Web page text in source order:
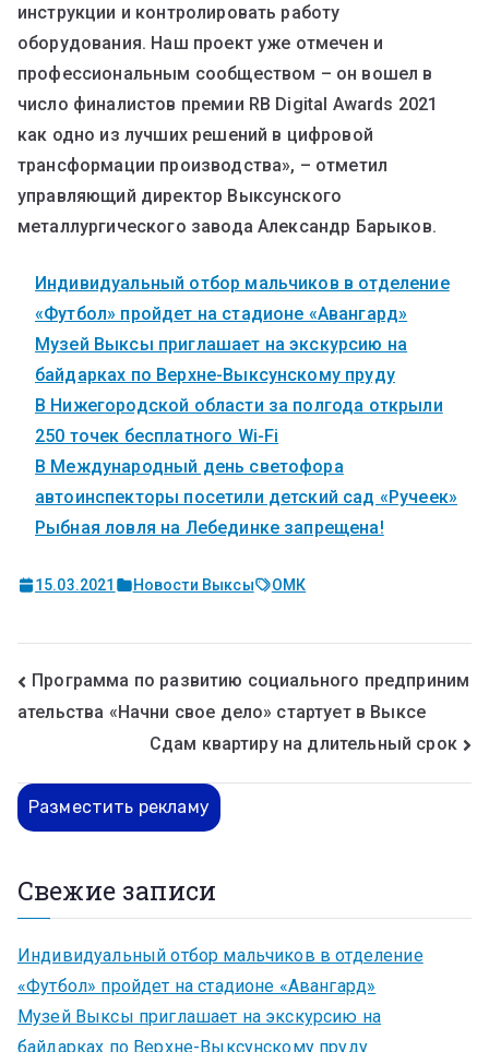
инструкции и контролировать работу
оборудования. Наш проект уже отмечен и
профессиональным сообществом – он вошел в
число финалистов премии RB Digital Awards 2021
как одно из лучших решений в цифровой
трансформации производства», – отметил
управляющий директор Выксунского
металлургического завода Александр Барыков.
Индивидуальный отбор мальчиков в отделение
«Футбол» пройдет на стадионе «Авангард»
Музей Выксы приглашает на экскурсию на
байдарках по Верхне-Выксунскому пруду
В Нижегородской области за полгода открыли
250 точек бесплатного Wi-Fi
В Международный день светофора
автоинспекторы посетили детский сад «Ручеек»
Рыбная ловля на Лебединке запрещена!
15.03.2021 Новости Выксы ОМК
Программа по развитию социального предприним
ательства «Начни свое дело» стартует в Выксе
Сдам квартиру на длительный срок
Разместить рекламу
Свежие записи
Индивидуальный отбор мальчиков в отделение
«Футбол» пройдет на стадионе «Авангард»
Музей Выксы приглашает на экскурсию на
байдарках по Верхне-Выксунскому пруду